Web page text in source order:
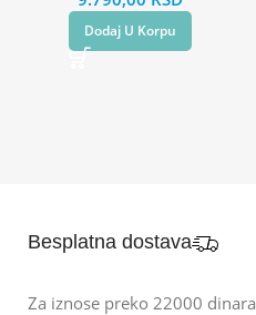
Dodaj U Korpu
Besplatna dostava
Za iznose preko 22000 dinara